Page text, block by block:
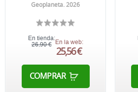
Geoplaneta. 2026
En tienda:
26,90 € En la web:
25,56 €
COMPRAR